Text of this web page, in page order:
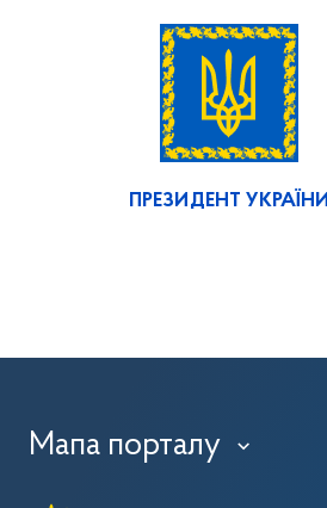
ПРЕЗИДЕНТ УКРАЇНИ
Мапа порталу ›